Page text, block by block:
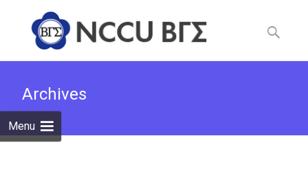
Menu
to
content
Search
Archives